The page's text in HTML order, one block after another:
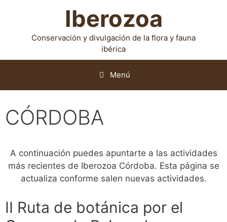
Iberozoa
Conservación y divulgación de la flora y fauna
ibérica
Menú
CÓRDOBA
A continuación puedes apuntarte a las actividades
más recientes de Iberozoa Córdoba. Esta página se
actualiza conforme salen nuevas actividades.
II Ruta de botánica por el